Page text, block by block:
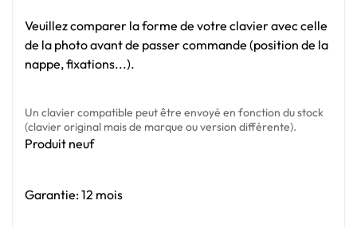
Veuillez comparer la forme de votre clavier avec celle
de la photo avant de passer commande (position de la
nappe, fixations...).
Un clavier compatible peut être envoyé en fonction du stock
(clavier original mais de marque ou version différente).
Produit neuf
Garantie: 12 mois